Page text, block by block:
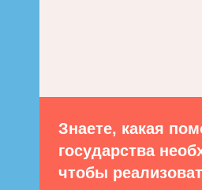
Знаете, какая
государства
чтобы